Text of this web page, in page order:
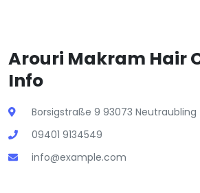
Arouri Makram Hair
Info
Borsigstraße 9 93073 Neutraubling
09401 9134549
info@example.com